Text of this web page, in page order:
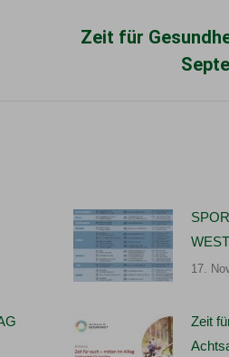
Nächster
Zeit für
17.
Zeit